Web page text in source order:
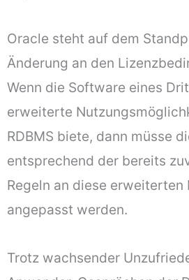
Oracle steht auf dem
Änderung an den
Wenn die Software eines
erweiterte
RDBMS biete, dann müsse
entsprechend der bereits
Regeln an diese
angepasst werden.
Trotz wachsender